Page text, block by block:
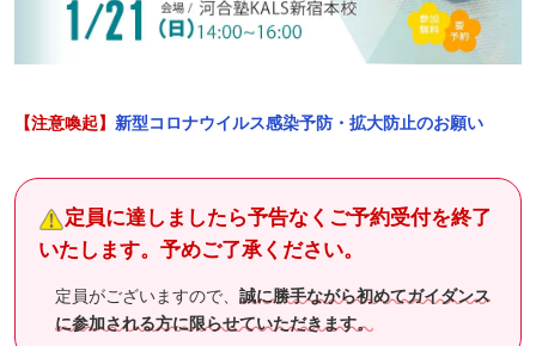
【注意喚起】 新型コロナウイルス感染予防・拡大防止のお願い
定員に達しましたら予告なくご予約受付を終了
いたします。予めご了承ください。
定員がございますので、誠に勝手ながら初めてガイダンス
に参加される方に限らせていただきます。